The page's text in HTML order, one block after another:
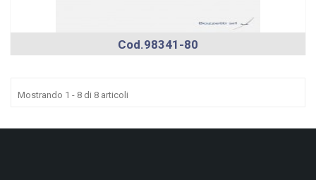
Cod.98341-80
Mostrando 1 - 8 di 8 articoli